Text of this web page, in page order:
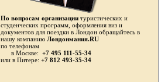
По вопросам организации туристических и
студенческих программ, оформления виз и
документов для поездки в Лондон обращайтесь в
нашу компаниюЛондонмания.RU
по телефонам
в Москве:+7 495 111-55-34
или в Питере: +7 812 493-35-34